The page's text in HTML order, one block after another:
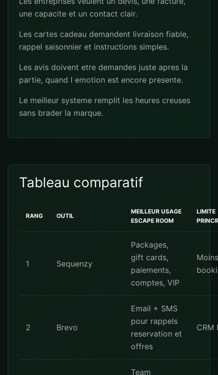
une capacite et un contact clair.
Les cartes cadeau demandent livraison fiable,
rappel saisonnier et instructions simples.
Les avis doivent etre demandes juste apres la
partie, quand l emotion est encore presente.
Le meilleur systeme remplit les heures creuses
sans brader la marque.
Tableau comparatif
RANG OUTIL
MEILLEUR USAGE
ESCAPE ROOM
LIMITE
1 Sequenzy
Packages,
gift cards,
paiements,
comptes, VIP
Moins
2 Brevo
Email + SMS
pour rappels
reservation et
offres
CRM
Team